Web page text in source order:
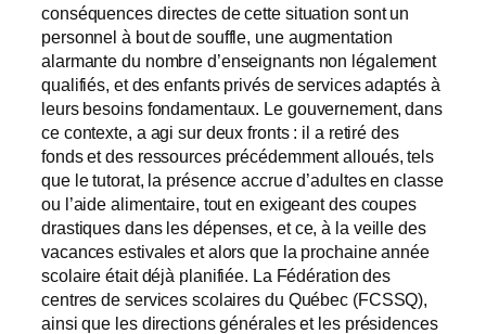
conséquences directes de cette situation sont un
personnel à bout de souffle, une augmentation
alarmante du nombre d’enseignants non légalement
qualifiés, et des enfants privés de services adaptés à
leurs besoins fondamentaux. Le gouvernement, dans
ce contexte, a agi sur deux fronts : il a retiré des
fonds et des ressources précédemment alloués, tels
que le tutorat, la présence accrue d’adultes en classe
ou l’aide alimentaire, tout en exigeant des coupes
drastiques dans les dépenses, et ce, à la veille des
vacances estivales et alors que la prochaine année
scolaire était déjà planifiée. La Fédération des
centres de services scolaires du Québec (FCSSQ),
ainsi que les directions générales et les présidences